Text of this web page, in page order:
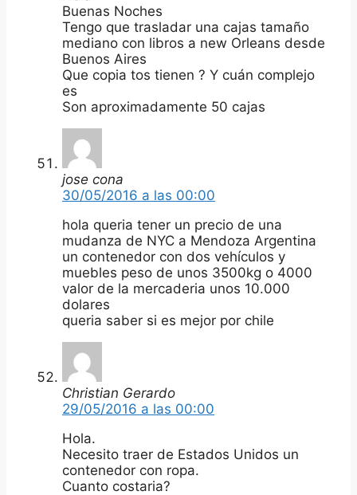
Buenas Noches
Tengo que trasladar una cajas tamaño
mediano con libros a new Orleans desde
Buenos Aires
Que copia tos tienen ? Y cuán complejo
es
Son aproximadamente 50 cajas
jose cona
30/05/2016 a las 00:00
hola queria tener un precio de una
mudanza de NYC a Mendoza Argentina
un contenedor con dos vehículos y
muebles peso de unos 3500kg o 4000
valor de la mercaderia unos 10.000
dolares
queria saber si es mejor por chile
Christian Gerardo
29/05/2016 a las 00:00
Hola.
Necesito traer de Estados Unidos un
contenedor con ropa.
Cuanto costaria?